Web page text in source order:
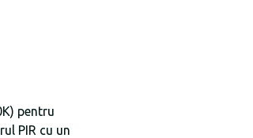
pentru
PIR cu un